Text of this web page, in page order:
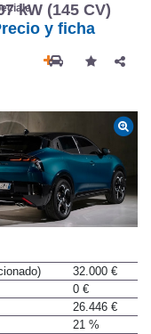
kW (145 CV)
y ficha
32.000 €
0 €
26.446 €
21 %